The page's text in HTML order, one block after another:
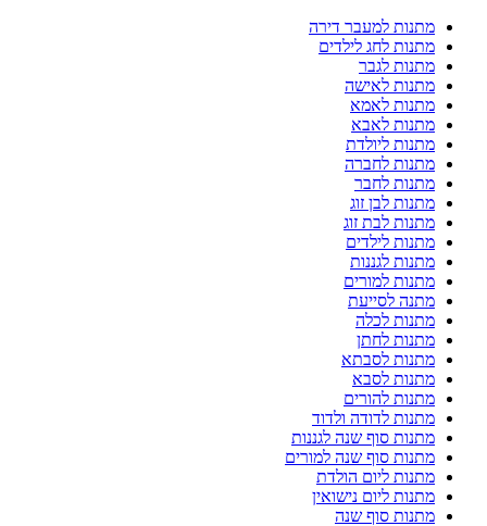
מתנות למעבר דירה
מתנות לחג לילדים
מתנות לגבר
מתנות לאישה
מתנות לאמא
מתנות לאבא
מתנות ליולדת
מתנות לחברה
מתנות לחבר
מתנות לבן זוג
מתנות לבת זוג
מתנות לילדים
מתנות לגננות
מתנות למורים
מתנה לסייעת
מתנות לכלה
מתנות לחתן
מתנות לסבתא
מתנות לסבא
מתנות להורים
מתנות לדודה ולדוד
מתנות סוף שנה לגננות
מתנות סוף שנה למורים
מתנות ליום הולדת
מתנות ליום נישואין
מתנות סוף שנה